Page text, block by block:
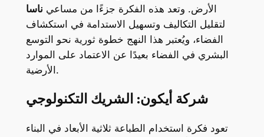
الأرض. وتعد هذه الفكرة جزءًا من مساعي ناسا
لتقليل التكاليف وتسهيل الاستدامة في استكشاف
الفضاء، ويُعتبر هذا النهج خطوة ثورية نحو التوسع
البشري في الفضاء بعيدًا عن الاعتماد على الموارد
الأرضية.
شركة أيكون: الشريك التكنولوجي
تعود فكرة استخدام الطباعة ثلاثية الأبعاد في البناء